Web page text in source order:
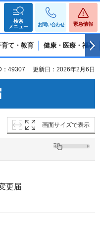
検索
メニュー
お問い合わせ 緊急情報
育て・教育 健康・医療・福祉
：49307 更新日：2026年2月6日
画面サイズで表示
更届